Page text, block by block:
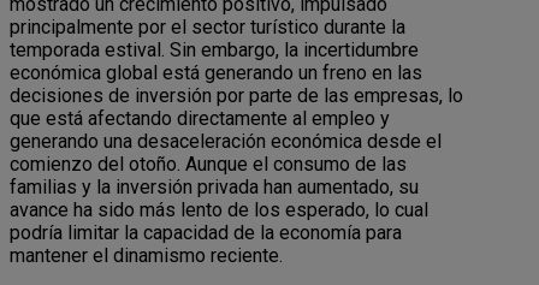
principalmente por el sector turístico durante la
temporada estival. Sin embargo, la incertidumbre
económica global está generando un freno en las
decisiones de inversión por parte de las empresas, lo
que está afectando directamente al empleo y
generando una desaceleración económica desde el
comienzo del otoño. Aunque el consumo de las
familias y la inversión privada han aumentado, su
avance ha sido más lento de los esperado, lo cual
podría limitar la capacidad de la economía para
mantener el dinamismo reciente.